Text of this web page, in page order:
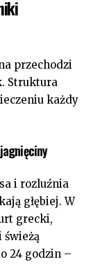
przechodzi
Struktura
każdy
i rozluźnia
głębiej. W
grecki,
świeżą
24 godzin –